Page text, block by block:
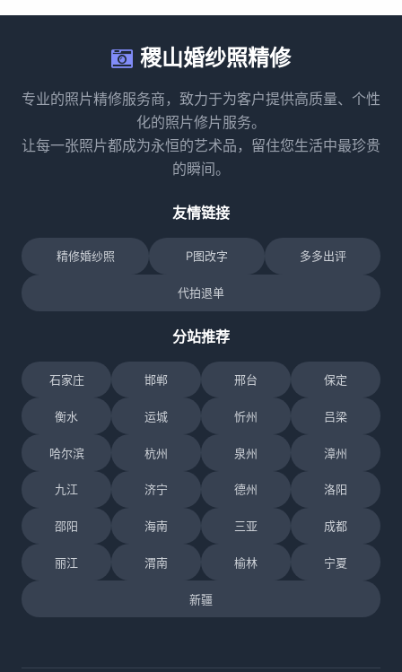
稷山婚纱照精修
专业的照片精修服务商，致力于为客户提供高质量、个性
化的照片修片服务。
让每一张照片都成为永恒的艺术品，留住您生活中最珍贵
的瞬间。
友情链接
精修婚纱照 P图改字 多多出评
代拍退单
分站推荐
石家庄 邯郸 邢台 保定
衡水 运城 忻州 吕梁
哈尔滨 杭州 泉州 漳州
九江 济宁 德州 洛阳
邵阳 海南 三亚 成都
丽江 渭南 榆林 宁夏
新疆